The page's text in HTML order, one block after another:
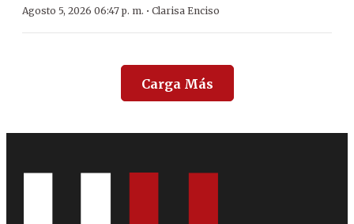
Agosto 5, 2026 06:47 p. m. · Clarisa Enciso
Carga Más